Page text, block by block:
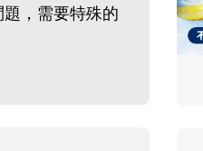
，需要特殊的